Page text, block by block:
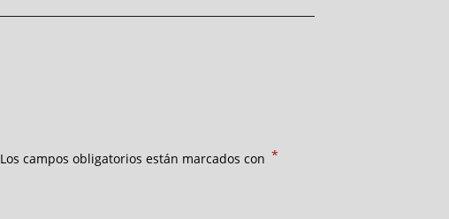
Los campos obligatorios están marcados con *